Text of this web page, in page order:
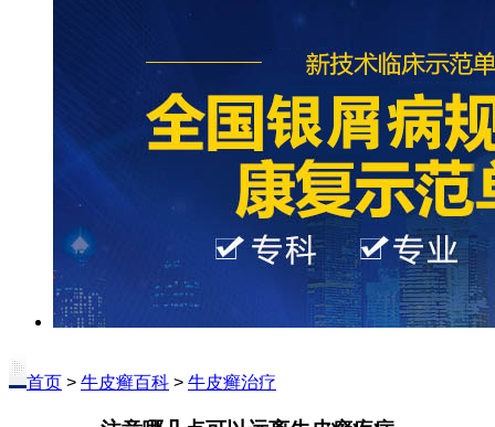
首页 > 牛皮癣百科 > 牛皮癣治疗